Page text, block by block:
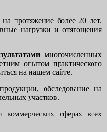
протяжение более 20 лет.
нагрузки и отягощения
многочисленных
опытом практического
на нашем сайте.
обследование на
участков.
сферах всех